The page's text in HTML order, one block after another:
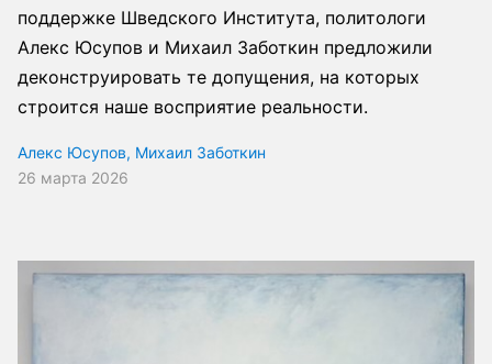
Алекс Юсупов, Михаил Заботкин
26 марта 2026
поддержке Шведского Института, политологи
Алекс Юсупов и Михаил Заботкин предложили
деконструировать те допущения, на которых
строится наше восприятие реальности.